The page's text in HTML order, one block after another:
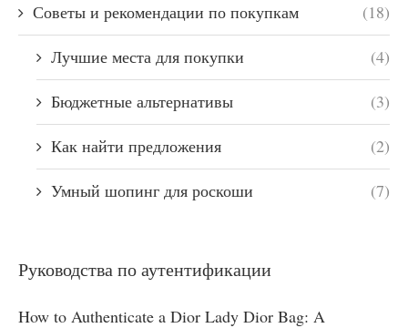
Советы и рекомендации по покупкам (18)
Лучшие места для покупки (4)
Бюджетные альтернативы (3)
Как найти предложения (2)
Умный шопинг для роскоши (7)
Руководства по аутентификации
How to Authenticate a Dior Lady Dior Bag: A